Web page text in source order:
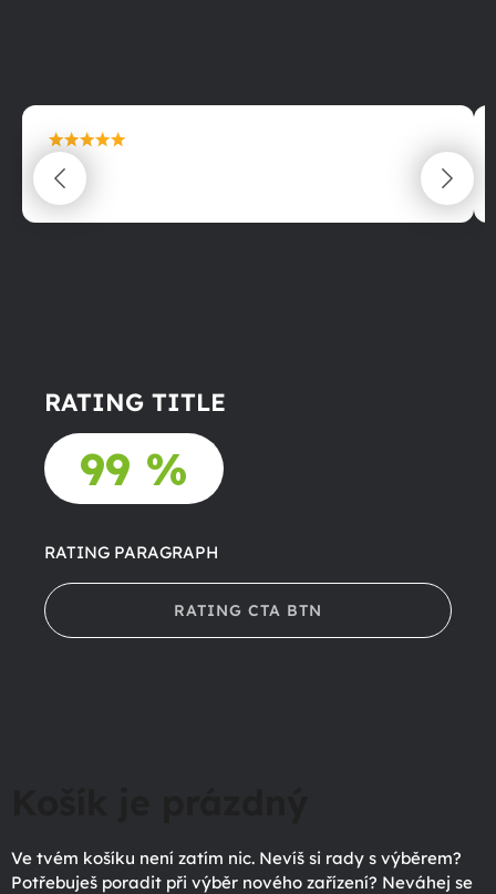
maximální spokojenost
22.06.2025
RATING TITLE
99 %
RATING PARAGRAPH
RATING CTA BTN
Ve tvém košíku není zatím nic. Nevíš si rady s výběrem?
Potřebuješ poradit při výběr nového zařízení? Neváhej se